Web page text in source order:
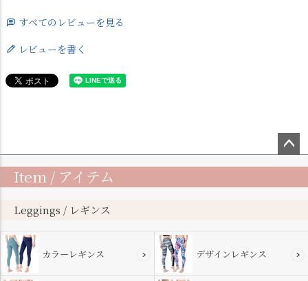
すべてのレビューを見る
レビューを書く
ップ
Item / アイテム
Leggings / レギンス
カラーレギンス デザインレギンス